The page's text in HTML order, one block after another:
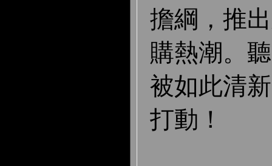
擔綱，推
購熱潮。
被如此清
打動！